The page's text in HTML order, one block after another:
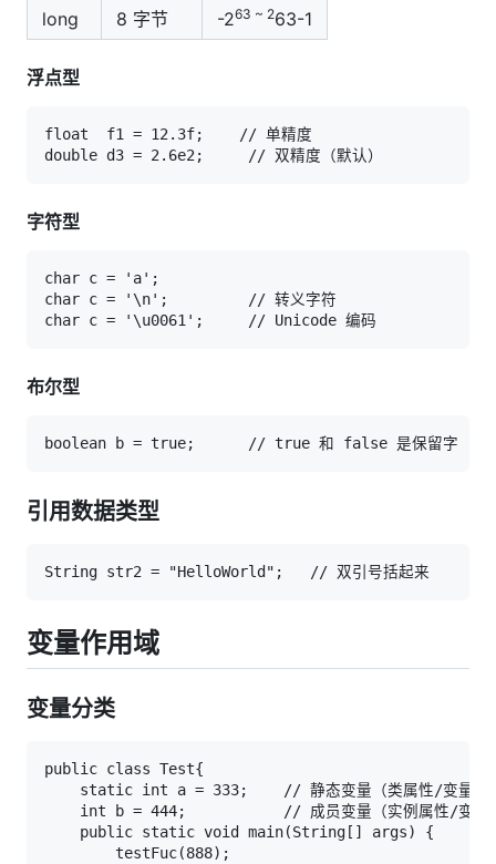
long
8 字节 -263 ~ 263-1
浮点型
float  f1 = 12.3f;    // 单精度
字符型
char c = 'a';
char c = '\n';         // 转义字符
布尔型
引用数据类型
变量作用域
变量分类
public class Test{
    static int a = 333;    // 静态变量（类属性/变量）
int b = 444;           // 成员变量（实例属性/变量
    public static void main(String[] args) {
        testFuc(888);